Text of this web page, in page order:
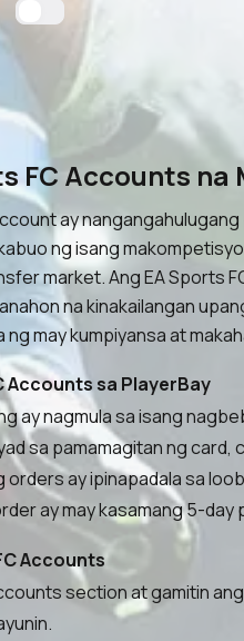
FC Accounts
ay
ng isang
market. Ang EA Sports
na kinakailangan
may kumpiyansa at
Accounts sa PlayerBay
ay nagmula sa isang
sa pamamagitan ng
orders ay ipinapadala sa
ay may kasamang 5-day
Accounts
section at gamitin